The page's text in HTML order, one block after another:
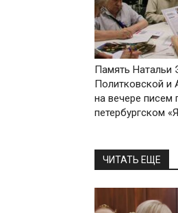
Память Натальи
Политковской и
на вечере писем
петербургском
ЧИТАТЬ ЕЩЕ